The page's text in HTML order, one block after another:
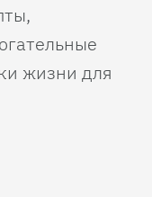
жизни для